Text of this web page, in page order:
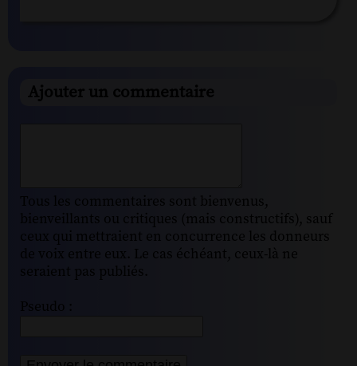
Ajouter un commentaire
Tous les commentaires sont bienvenus,
bienveillants ou critiques (mais constructifs), sauf
ceux qui mettraient en concurrence les donneurs
de voix entre eux. Le cas échéant, ceux-là ne
seraient pas publiés.
Pseudo :